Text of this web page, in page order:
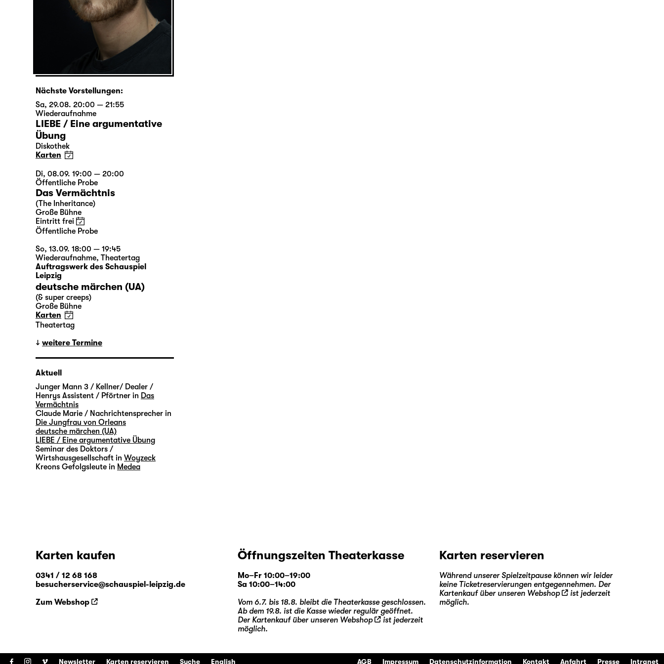
Nächste Vorstellungen:
Sa, 29.08. 20:00 — 21:55
Wiederaufnahme
LIEBE / Eine argumentative
Übung
Diskothek
Karten
Di, 08.09. 19:00 — 20:00
Öffentliche Probe
Das Vermächtnis
(The Inheritance)
Große Bühne
Eintritt frei
Öffentliche Probe
So, 13.09. 18:00 — 19:45
Wiederaufnahme, Theatertag
Auftragswerk des Schauspiel
Leipzig
deutsche märchen (UA)
(& super creeps)
Große Bühne
Karten
Theatertag
weitere Termine
Aktuell
Junger Mann 3 / Kellner/ Dealer /
Henrys Assistent / Pförtner in Das
Vermächtnis
Claude Marie / Nachrichtensprecher in
Die Jungfrau von Orleans
deutsche märchen (UA)
LIEBE / Eine argumentative Übung
Seminar des Doktors /
Wirtshausgesellschaft in Woyzeck
Kreons Gefolgsleute in Medea
Karten kaufen
0341 / 12 68 168
besucherservice@schauspiel-leipzig.de
Zum Webshop
Öffnungszeiten Theaterkasse
Mo–Fr 10:00–19:00
Sa 10:00–14:00
Vom 6.7. bis 18.8. bleibt die Theaterkasse geschlossen.
Ab dem 19.8. ist die Kasse wieder regulär geöffnet.
Der Kartenkauf über unseren Webshop
ist jederzeit
möglich.
Karten reservieren
Während unserer Spielzeitpause können wir leider
keine Ticketreservierungen entgegennehmen. Der
Kartenkauf über unseren Webshop
ist jederzeit
möglich.
Newsletter Karten reservieren Suche English AGB Impressum Datenschutzinformation Kontakt Anfahrt Presse Intranet